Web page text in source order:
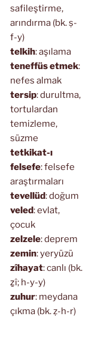
safileştirme,
arındırma (bk. ṣ-
f-y)
telkih: aşılama
teneffüs etmek:
nefes almak
tersip: durultma,
tortulardan
temizleme,
süzme
tetkikat-ı
felsefe: felsefe
araştırmaları
tevellüd: doğum
veled: evlat,
çocuk
zelzele: deprem
zemin: yeryüzü
zîhayat: canlı (bk.
ẕî; h-y-y)
zuhur: meydana
çıkma (bk. ẓ-h-r)